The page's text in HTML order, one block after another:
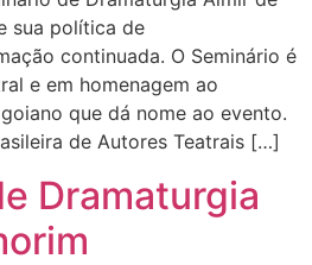
sua política de
continuada. O Seminário é
e em homenagem ao
que dá nome ao evento.
de Autores Teatrais […]
Dramaturgia